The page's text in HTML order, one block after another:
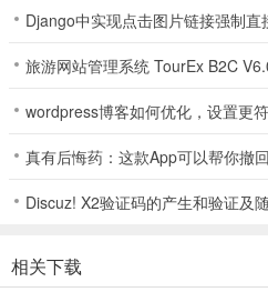
1、 在拍摄主界面，点击左下角相机
2、 在弹出的布局选项中，点击 "门
更新日志
Django中实现点击图片链接强制直
旅游网站管理系统 TourEx B2C
wordpress博客如何优化，设置更
真有后悔药：这款App可以帮你撤
Discuz! X2验证码的产生和验证及
相关下载